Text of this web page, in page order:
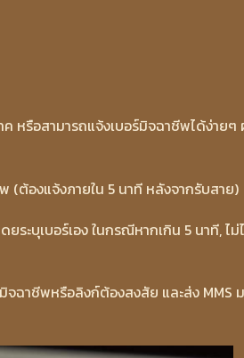
หรือสามารถแจ้งเบอร์มิจฉาชีพได้ง่ายๆ
(ต้องแจ้งภายใน 5 นาที หลังจากรับสาย)
ดยระบุเบอร์เอง ในกรณีหากเกิน 5 นาที, ไม่
ฉาชีพหรือลิงก์ต้องสงสัย และส่ง MMS